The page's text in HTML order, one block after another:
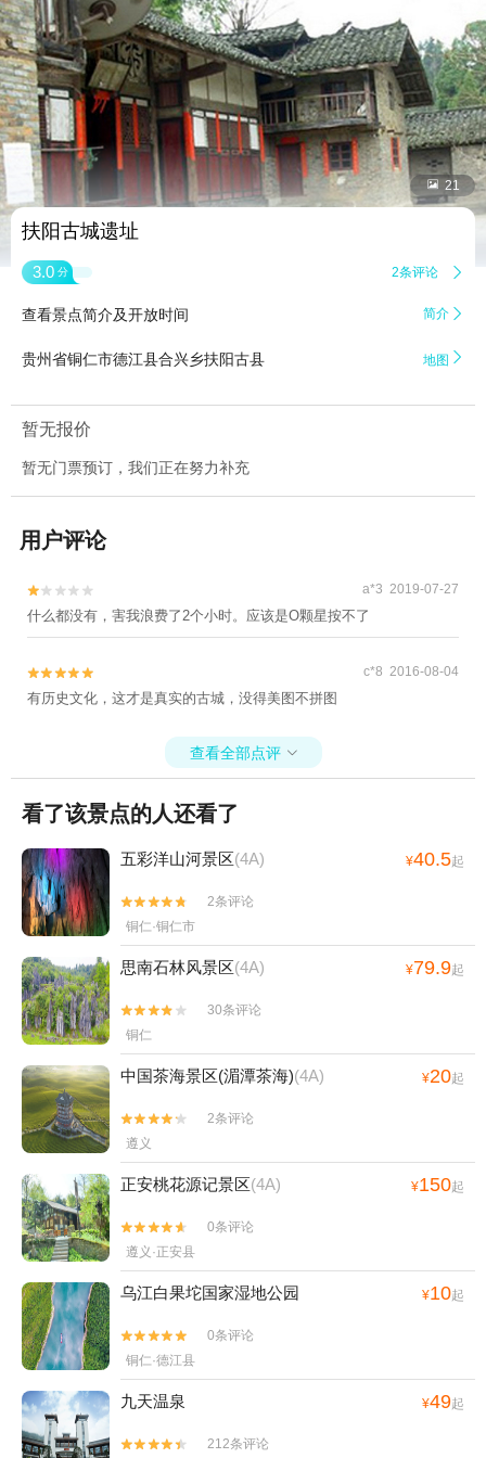
 21
扶阳古城遗址
3.0 分 2条评论 
查看景点简介及开放时间 简介 
贵州省铜仁市德江县合兴乡扶阳古县 地图 
暂无报价
暂无门票预订，我们正在努力补充
用户评论

 a*3 2019-07-27
什么都没有，害我浪费了2个小时。应该是O颗星按不了

 c*8 2016-08-04
有历史文化，这才是真实的古城，没得美图不拼图
查看全部点评 
看了该景点的人还看了
五彩洋山河景区(4A) ¥40.5起


2条评论
铜仁·铜仁市
思南石林风景区(4A) ¥79.9起


30条评论
铜仁
中国茶海景区(湄潭茶海)(4A) ¥20起


2条评论
遵义
正安桃花源记景区(4A) ¥150起


0条评论
遵义·正安县
乌江白果坨国家湿地公园 ¥10起


0条评论
铜仁·德江县
九天温泉 ¥49起

 212条评论
